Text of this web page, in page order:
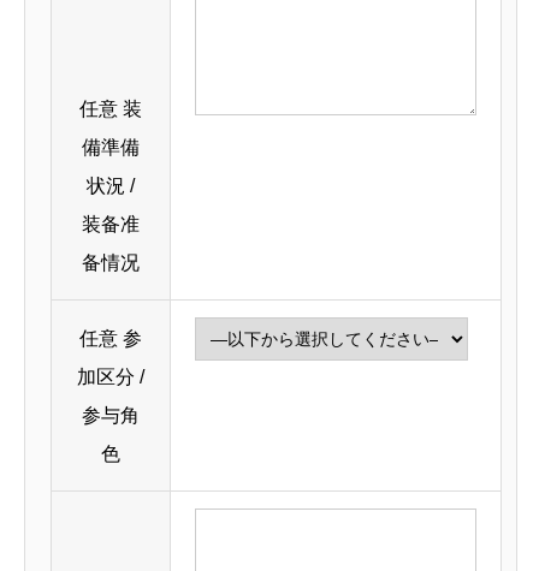
任意 装
備準備
状況 /
装备准
备情况
任意 参
加区分 /
参与角
色